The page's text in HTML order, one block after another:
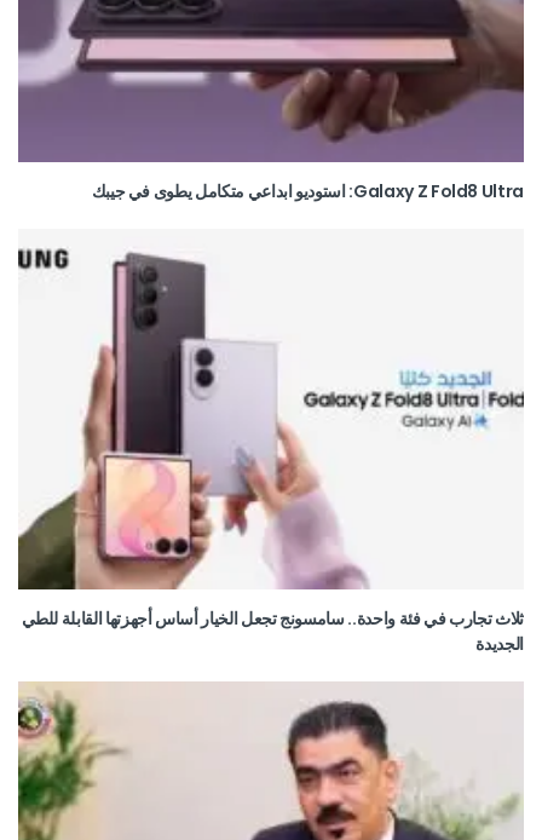
Galaxy Z Fold8 Ultra: استوديو ابداعي متكامل يطوى في جيبك
ثلاث تجارب في فئة واحدة.. سامسونج تجعل الخيار أساس أجهزتها القابلة للطي
الجديدة